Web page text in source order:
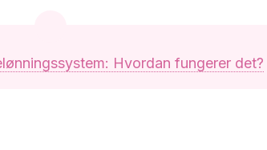
Hvordan fungerer det?